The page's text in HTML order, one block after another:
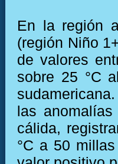
En la región
(región Niño
de valores
sobre 25 °C
las
cálida,
°C a 50